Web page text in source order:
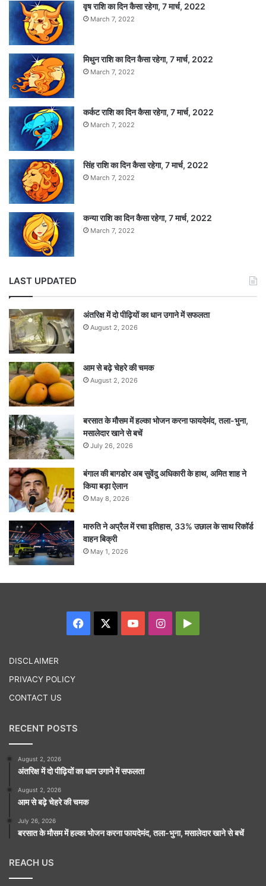
वृष राशि का दिन कैसा रहेगा, 7 मार्च, 2022
March 7, 2022
मिथुन राशि का दिन कैसा रहेगा, 7 मार्च, 2022
March 7, 2022
कर्कट राशि का दिन कैसा रहेगा, 7 मार्च, 2022
March 7, 2022
सिंह राशि का दिन कैसा रहेगा, 7 मार्च, 2022
March 7, 2022
कन्या राशि का दिन कैसा रहेगा, 7 मार्च, 2022
March 7, 2022
LAST UPDATED
अंतरिक्ष में दो पीढ़ियों का धान उगाने में सफलता
August 2, 2026
आम से बढ़े चेहरे की चमक
August 2, 2026
बरसात के मौसम में हल्का भोजन करना फायदेमंद, तला-भुना,
मसालेदार खाने से बचें
July 26, 2026
बंगाल की बागडोर अब सुवेंदु अधिकारी के हाथ, अमित शाह ने
किया बड़ा ऐलान
May 8, 2026
मारुति ने अप्रैल में रचा इतिहास, 33% उछाल के साथ रिकॉर्ड
वाहन बिक्री
May 1, 2026
Facebook YouTubeInstagram
DISCLAIMER
PRIVACY POLICY
CONTACT US
RECENT POSTS
August 2, 2026
अंतरिक्ष में दो पीढ़ियों का धान उगाने में सफलता
August 2, 2026
आम से बढ़े चेहरे की चमक
July 26, 2026
बरसात के मौसम में हल्का भोजन करना फायदेमंद, तला-भुना, मसालेदार खाने से बचें
REACH US